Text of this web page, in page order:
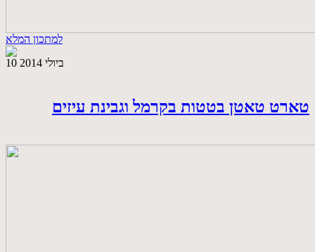
למתכון המלא
10 ביולי 2014
טארט טאטן בטטות בקרמל וגבינת עיזים